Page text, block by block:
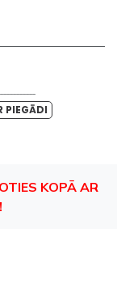
PIEGĀDI
KOPĀ AR